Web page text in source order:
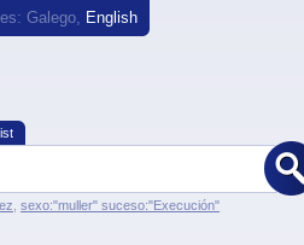
Galego, English
sexo:"muller" suceso:"Execución"